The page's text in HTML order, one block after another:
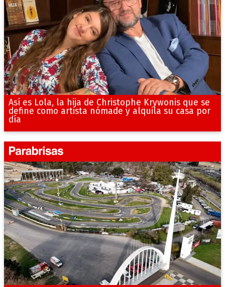
Así es Lola, la hija de Christophe Krywonis que se
define como artista nómade y alquila su casa por
día